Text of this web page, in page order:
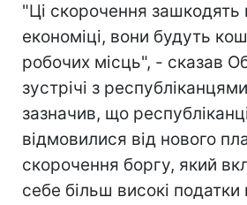
"Ці скорочення зашкодять
економіці, вони будуть
робочих місць", - сказав
зустрічі з
зазначив, що
відмовилися від нового
скорочення боргу, який
себе більш високі податки